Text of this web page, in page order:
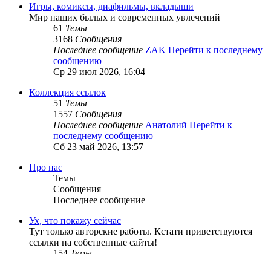
Игры, комиксы, диафильмы, вкладыши
Мир наших былых и современных увлечений
61 Темы
3168 Сообщения
Последнее сообщение ZAK Перейти к последнему
сообщению
Ср 29 июл 2026, 16:04
Коллекция ссылок
51 Темы
1557 Сообщения
Последнее сообщение Анатолий Перейти к
последнему сообщению
Сб 23 май 2026, 13:57
Про нас
Темы
Сообщения
Последнее сообщение
Ух, что покажу сейчас
Тут только авторские работы. Кстати приветствуются
ссылки на собственные сайты!